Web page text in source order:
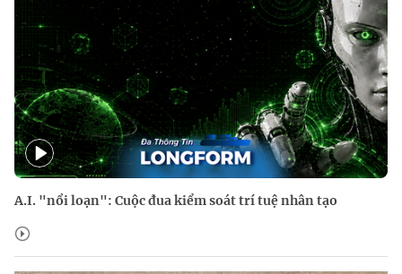
A.I. "nổi loạn": Cuộc đua kiểm soát trí tuệ nhân tạo